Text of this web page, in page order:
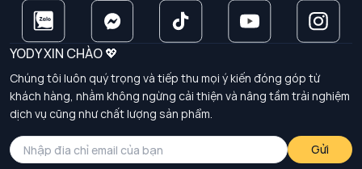
YODY XIN CHÀO 💖
Chúng tôi luôn quý trọng và tiếp thu mọi ý kiến đóng góp từ
khách hàng, nhằm không ngừng cải thiện và nâng tầm trải nghiệm
dịch vụ cũng như chất lượng sản phẩm.
Gửi